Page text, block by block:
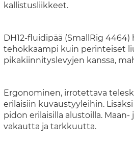
kallistusliikkeet.
DH12-fluidipää (SmallRig
tehokkaampi kuin perinteiset
pikakiinnityslevyjen kanssa,
Ergonominen, irrotettava
erilaisiin kuvaustyyleihin.
pidon erilaisilla alustoilla.
vakautta ja tarkkuutta.